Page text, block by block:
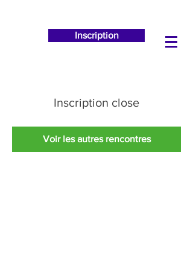
Inscription
Inscription close
Voir les autres rencontres